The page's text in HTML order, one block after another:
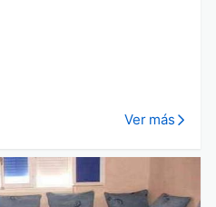
Ver más